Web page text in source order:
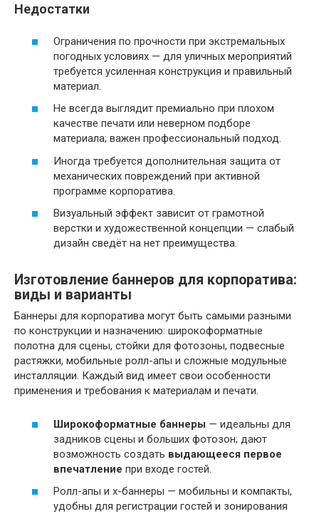
Недостатки
Ограничения по прочности при экстремальных
погодных условиях — для уличных мероприятий
требуется усиленная конструкция и правильный
материал.
Не всегда выглядит премиально при плохом
качестве печати или неверном подборе
материала; важен профессиональный подход.
Иногда требуется дополнительная защита от
механических повреждений при активной
программе корпоратива.
Визуальный эффект зависит от грамотной
верстки и художественной концепции — слабый
дизайн сведёт на нет преимущества.
Изготовление баннеров для корпоратива:
виды и варианты
Баннеры для корпоратива могут быть самыми разными
по конструкции и назначению: широкоформатные
полотна для сцены, стойки для фотозоны, подвесные
растяжки, мобильные ролл-апы и сложные модульные
инсталляции. Каждый вид имеет свои особенности
применения и требования к материалам и печати.
Широкоформатные баннеры — идеальны для
задников сцены и больших фотозон; дают
возможность создать выдающееся первое
впечатление при входе гостей.
Ролл-апы и х-баннеры — мобильны и компакты,
удобны для регистрации гостей и зонирования